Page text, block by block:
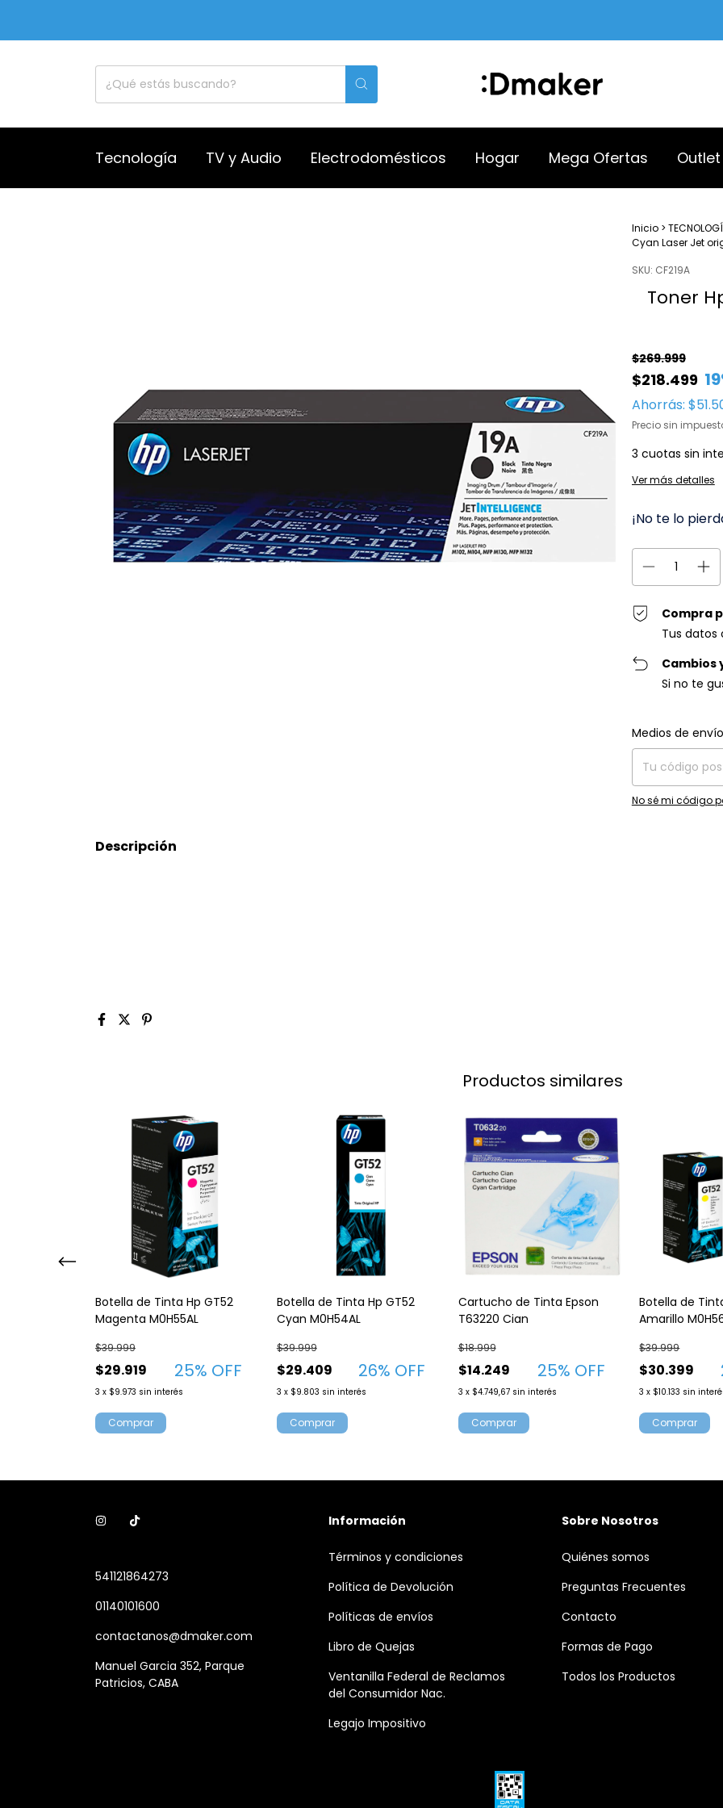
Tecnología TV y Audio Electrodomésticos Hogar Mega Ofertas Outlet
Inicio >
Cyan Laser Jet
SKU: CF219A
Toner
$269.999
$218.499 19
Ahorrás:
Precio sin
3 cuotas sin
Ver más detalles
¡No te lo
Compra
Tus datos
Cambios
Si no te
Entregas para el CP:
Medios de envío
No sé mi código
Descripción
Productos similares
Botella de Tinta Hp GT52
Magenta M0H55AL
$29.919
$39.999
25% OFF
3 x $9.973 sin interés
Botella de Tinta Hp GT52
Cyan M0H54AL
$29.409
$39.999
26% OFF
3 x $9.803 sin interés
Cartucho de Tinta Epson
T63220 Cian
$14.249
$18.999
25% OFF
3 x $4.749,67 sin interés
Botella de
Amarillo
$30.399
$39.999
3 x $10.133 sin
541121864273
01140101600
contactanos@dmaker.com
Manuel Garcia 352, Parque
Patricios, CABA
Información
Términos y condiciones
Política de Devolución
Políticas de envíos
Libro de Quejas
Ventanilla Federal de Reclamos
del Consumidor Nac.
Legajo Impositivo
Sobre Nosotros
Quiénes somos
Preguntas Frecuentes
Contacto
Formas de Pago
Todos los Productos